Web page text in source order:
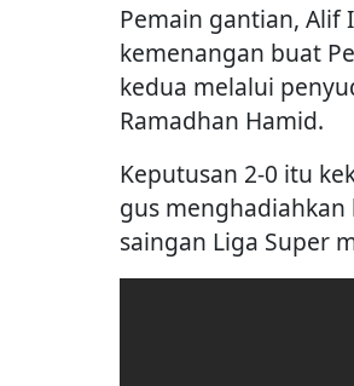
Pemain gantian, Alif
kemenangan buat
kedua melalui
Ramadhan Hamid.
Keputusan 2-0 itu
gus
saingan Liga Super